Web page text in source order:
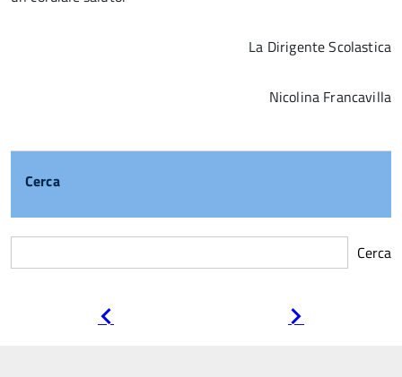
La Dirigente Scolastica
Nicolina Francavilla
Cerca
Cerca